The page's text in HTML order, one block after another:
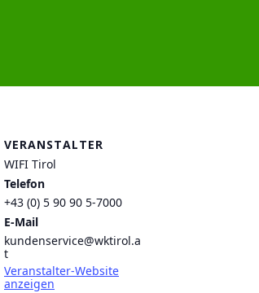
VERANSTALTER
WIFI Tirol
Telefon
+43 (0) 5 90 90 5-7000
E-Mail
kundenservice@wktirol.a
t
Veranstalter-Website
anzeigen